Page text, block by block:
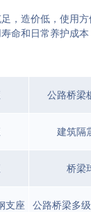
，造价低，使用
命和日常养护成
公路桥梁
建筑隔
桥梁
支座 公路桥梁多